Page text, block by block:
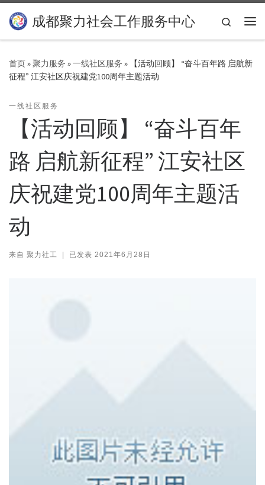
Skip to content
成都聚力社会工作服务中心
Search
首页»聚力服务 »一线社区服务 »
【活动回顾】 “奋斗百年路 启航新
征程” 江安社区庆祝建党100周年主题活动
一线社区服务
【活动回顾】 “奋斗百年
路 启航新征程” 江安社区
庆祝建党100周年主题活
动
来自 聚力社工 | 已发表 2021年6月28日